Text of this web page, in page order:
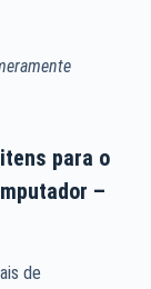
para o
–
de